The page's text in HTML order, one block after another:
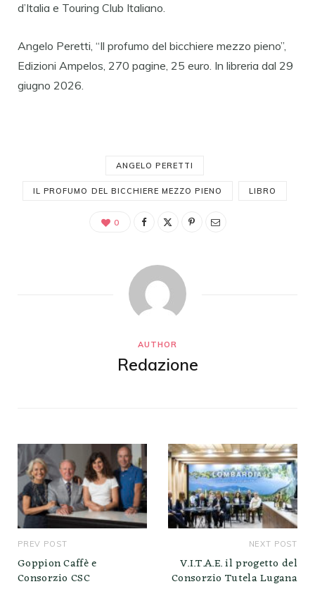
d’Italia e Touring Club Italiano.
Angelo Peretti, “Il profumo del bicchiere mezzo pieno”,
Edizioni Ampelos, 270 pagine, 25 euro. In libreria dal 29
giugno 2026.
ANGELO PERETTI
IL PROFUMO DEL BICCHIERE MEZZO PIENO LIBRO
0
AUTHOR
Redazione
PREV POST
Goppion Caffè e
Consorzio CSC
NEXT POST
V.I.T.A.E. il progetto del
Consorzio Tutela Lugana